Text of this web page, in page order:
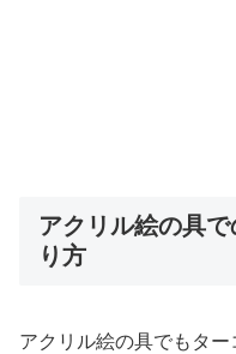
アクリル絵の具
り方
アクリル絵の具でもタ